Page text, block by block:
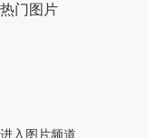
热门图片
进入图片频道